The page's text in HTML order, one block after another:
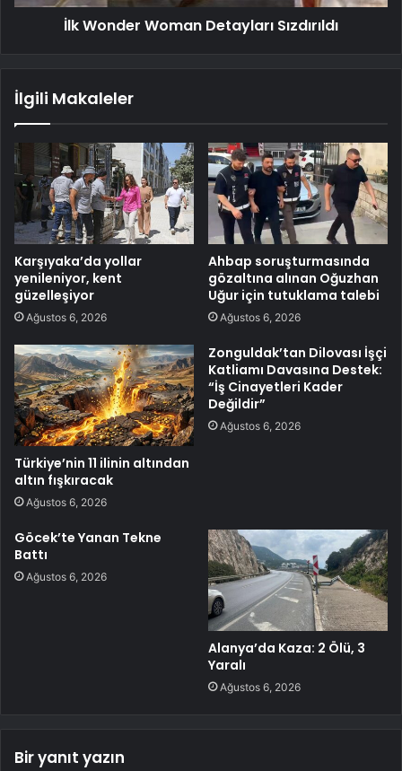
İlk Wonder Woman Detayları Sızdırıldı
İlgili Makaleler
Karşıyaka’da yollar
yenileniyor, kent
güzelleşiyor
Ağustos 6, 2026
Ahbap soruşturmasında
gözaltına alınan Oğuzhan
Uğur için tutuklama talebi
Ağustos 6, 2026
Türkiye’nin 11 ilinin altından
altın fışkıracak
Ağustos 6, 2026
Zonguldak’tan Dilovası İşçi
Katliamı Davasına Destek:
“İş Cinayetleri Kader
Değildir”
Ağustos 6, 2026
Göcek’te Yanan Tekne
Battı
Ağustos 6, 2026
Alanya’da Kaza: 2 Ölü, 3
Yaralı
Ağustos 6, 2026
Bir yanıt yazın